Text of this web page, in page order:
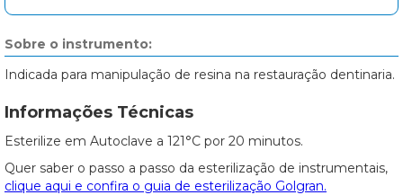
Sobre o instrumento:
Indicada para manipulação de resina na restauração dentinaria.
Informações Técnicas
Esterilize em Autoclave a 121°C por 20 minutos.
Quer saber o passo a passo da esterilização de instrumentais,
clique aqui e confira o guia de esterilização Golgran.